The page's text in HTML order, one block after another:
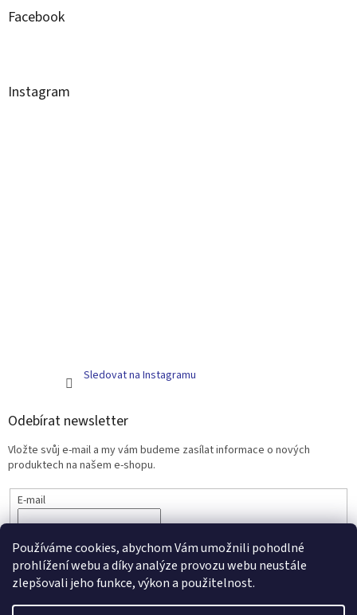
Používáme cookies, abychom Vám umožnili pohodlné
prohlížení webu a díky analýze provozu webu neustále
zlepšovali jeho funkce, výkon a použitelnost.
Facebook
Instagram
Sledovat na Instagramu
Odebírat newsletter
Vložte svůj e-mail a my vám budeme zasílat informace o nových
produktech na našem e-shopu.
E-mail
PŘIHLÁSIT SE